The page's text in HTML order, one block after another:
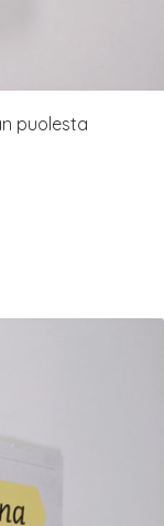
puolesta